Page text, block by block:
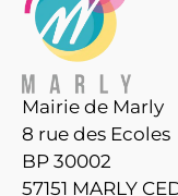
Mairie de Marly
8 rue des Ecoles
BP 30002
57151 MARLY